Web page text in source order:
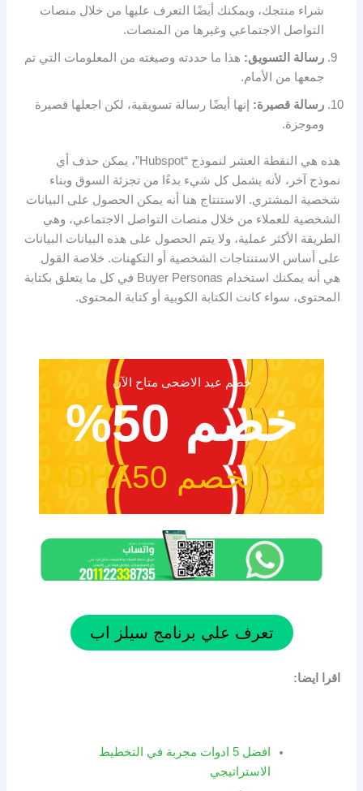
شراء منتجك، ويمكنك أيضًا التعرف عليها من خلال منصات
التواصل الاجتماعي وغيرها من المنصات.
رسالة التسويق: هذا ما حددته وصيغته من المعلومات التي تم
جمعها من الأمام.
رسالة قصيرة: إنها أيضًا رسالة تسويقية، لكن اجعلها قصيرة
وموجزة.
هذه هي النقطة العشر لنموذج “Hubspot”، يمكن حذف أي
نموذج آخر، لأنه يشمل كل شيء بدءًا من تجزئة السوق وبناء
شخصية المشتري. الاستنتاج هنا أنه يمكن الحصول على البيانات
الشخصية للعملاء من خلال منصات التواصل الاجتماعي، وهي
الطريقة الأكثر عملية، ولا يتم الحصول على هذه البيانات البيانات
على أساس الاستنتاجات الشخصية أو التكهنات. خلاصة القول
هي أنه يمكنك استخدام Buyer Personas في كل ما يتعلق بكتابة
المحتوى، سواء كانت الكتابة الكوبية أو كتابة المحتوى.
خصم عيد الاضحى متاح الآن
خصم 50%
كود الخصم ADHA50
تعرف علي برنامج سيلز اب
اقرا ايضا:
افضل 5 ادوات مجربة في التخطيط
الاستراتيجي